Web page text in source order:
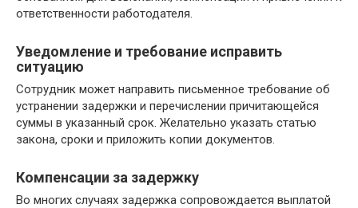
ответственности работодателя.
Уведомление и требование исправить
ситуацию
Сотрудник может направить письменное требование об
устранении задержки и перечислении причитающейся
суммы в указанный срок. Желательно указать статью
закона, сроки и приложить копии документов.
Компенсации за задержку
Во многих случаях задержка сопровождается выплатой